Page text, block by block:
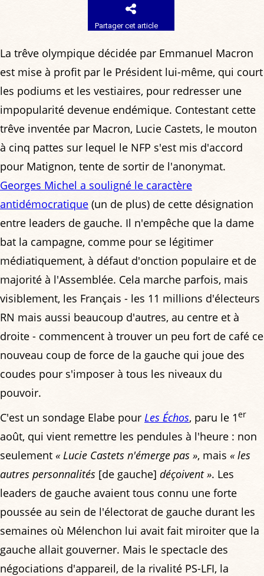
Partager cet article
La trêve olympique décidée par Emmanuel Macron
est mise à profit par le Président lui-même, qui court
les podiums et les vestiaires, pour redresser une
impopularité devenue endémique. Contestant cette
trêve inventée par Macron, Lucie Castets, le mouton
à cinq pattes sur lequel le NFP s'est mis d'accord
pour Matignon, tente de sortir de l'anonymat.
Georges Michel a souligné le caractère
antidémocratique (un de plus) de cette désignation
entre leaders de gauche. Il n'empêche que la dame
bat la campagne, comme pour se légitimer
médiatiquement, à défaut d'onction populaire et de
majorité à l'Assemblée. Cela marche parfois, mais
visiblement, les Français - les 11 millions d'électeurs
RN mais aussi beaucoup d'autres, au centre et à
droite - commencent à trouver un peu fort de café ce
nouveau coup de force de la gauche qui joue des
coudes pour s'imposer à tous les niveaux du
pouvoir.
C'est un sondage Elabe pour Les Échos, paru le 1er
août, qui vient remettre les pendules à l'heure : non
seulement « Lucie Castets n'émerge pas », mais « les
autres personnalités [de gauche] déçoivent ». Les
leaders de gauche avaient tous connu une forte
poussée au sein de l'électorat de gauche durant les
semaines où Mélenchon lui avait fait miroiter que la
gauche allait gouverner. Mais le spectacle des
négociations d'appareil, de la rivalité PS-LFI, la